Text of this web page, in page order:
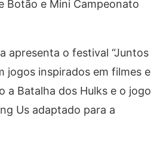
Botão e Mini Campeonato
apresenta o festival “Juntos
jogos inspirados em filmes e
a Batalha dos Hulks e o jogo
Us adaptado para a